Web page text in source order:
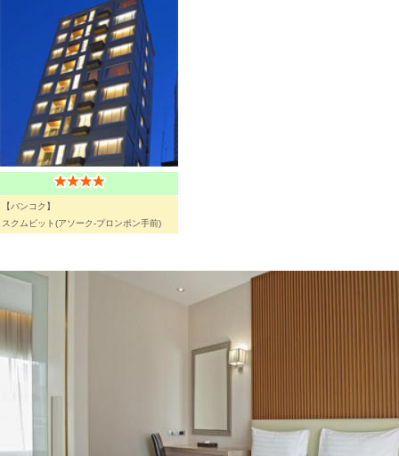
【バンコク】
スクムビット(アソーク-プロンポン手前)